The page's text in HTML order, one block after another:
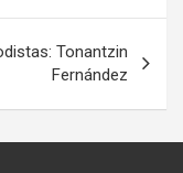
Tonantzin
Fernández